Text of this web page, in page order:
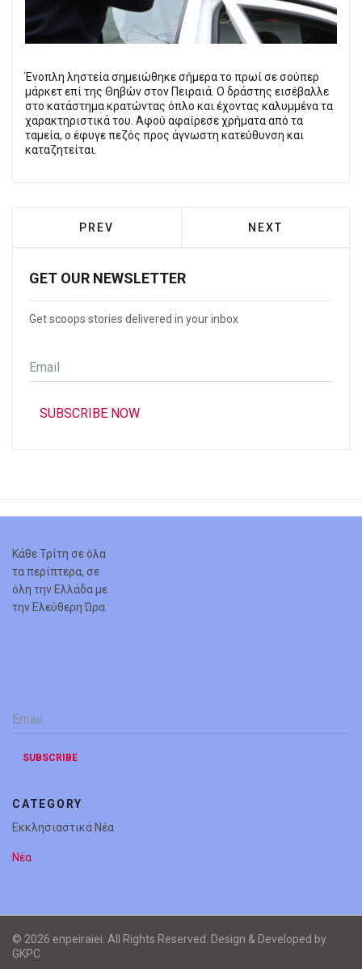
Ένοπλη ληστεία σημειώθηκε σήμερα το πρωί σε σούπερ
μάρκετ επί της Θηβών στον Πειραιά. Ο δράστης εισέβαλλε
στο κατάστημα κρατώντας όπλο και έχοντας καλυμμένα τα
χαρακτηριστικά του. Αφού αφαίρεσε χρήματα από τα
ταμεία, ο έφυγε πεζός προς άγνωστη κατεύθυνση και
καταζητείται.
PREVIOUS ARTICLE: Ο ΑΓΏΝΑΣ ΓΙΑ
PREV NEXT
NEXT
GET OUR NEWSLETTER
Get scoops stories delivered in your inbox
Email
*
SUBSCRIBE NOW
Κάθε Τρίτη σε όλα
τα περίπτερα, σε
όλη την Ελλάδα με
την Ελεύθερη Ώρα.
Email
*
SUBSCRIBE
CATEGORY
Εκκλησιαστικά Νέα
Νέα
© 2026 enpeiraiei. All Rights Reserved. Design & Developed by
GKPC